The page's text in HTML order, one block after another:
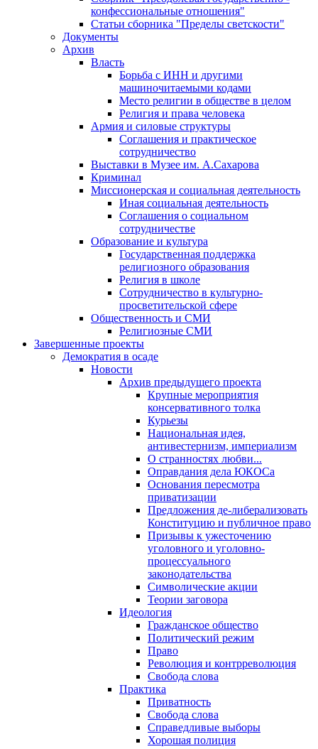
конфессиональные отношения"
Статьи сборника "Пределы светскости"
Документы
Архив
Власть
Борьба с ИНН и другими
машиночитаемыми кодами
Место религии в обществе в целом
Религия и права человека
Армия и силовые структуры
Соглашения и практическое
сотрудничество
Выставки в Музее им. А.Сахарова
Криминал
Миссионерская и социальная деятельность
Иная социальная деятельность
Соглашения о социальном
сотрудничестве
Образование и культура
Государственная поддержка
религиозного образования
Религия в школе
Сотрудничество в культурно-
просветительской сфере
Общественность и СМИ
Религиозные СМИ
Завершенные проекты
Демократия в осаде
Новости
Архив предыдущего проекта
Крупные мероприятия
консервативного толка
Курьезы
Национальная идея,
антивестернизм, империализм
О странностях любви...
Оправдания дела ЮКОСа
Основания пересмотра
приватизации
Предложения де-либерализовать
Конституцию и публичное право
Призывы к ужесточению
уголовного и уголовно-
процессуального
законодательства
Символические акции
Теории заговора
Идеология
Гражданское общество
Политический режим
Право
Революция и контрреволюция
Свобода слова
Практика
Приватность
Свобода слова
Справедливые выборы
Хорошая полиция